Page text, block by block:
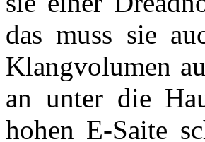
das muss sie
Klangvolumen
an unter die
hohen E-Saite